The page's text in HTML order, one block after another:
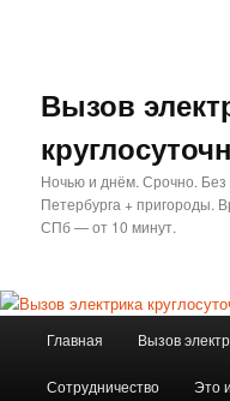
Вызов
Ночью и днём. Срочно.
Петербурга + пригороды.
СПб — от 10 минут.
Главная Вызов
Сотрудничество Это